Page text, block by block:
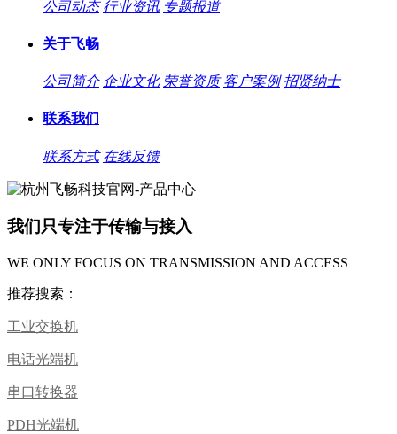
公司动态 行业资讯 专题报道
关于飞畅
公司简介 企业文化 荣誉资质 客户案例 招贤纳士
联系我们
联系方式 在线反馈
我们只专注于传输与接入
WE ONLY FOCUS ON TRANSMISSION AND ACCESS
推荐搜索：
工业交换机
电话光端机
串口转换器
PDH光端机